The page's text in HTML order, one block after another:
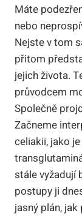
Máte
nebo
Nejste v tom
přitom
jejich života.
průvodcem
Společně
Začneme
celiakii, jako
stále vyžadují
postupy ji
jasný plán,